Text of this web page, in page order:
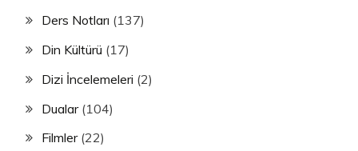
Ders Notları (137)
Din Kültürü (17)
Dizi İncelemeleri (2)
Dualar(104)
Filmler(22)